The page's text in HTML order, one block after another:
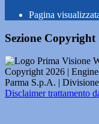
Pagina
Sezione Copyright
Copyright 2026 |
Parma S.p.A. |
Disclaimer trattamento